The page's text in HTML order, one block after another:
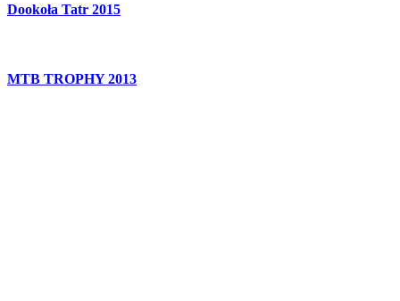
Dookoła Tatr 2015
MTB TROPHY 2013